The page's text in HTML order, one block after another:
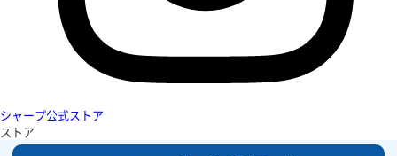
シャープ公式ストア
ストア